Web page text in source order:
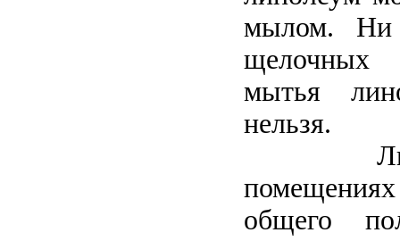
мылом. Ни
щелочных
мытья
нельзя.
общего